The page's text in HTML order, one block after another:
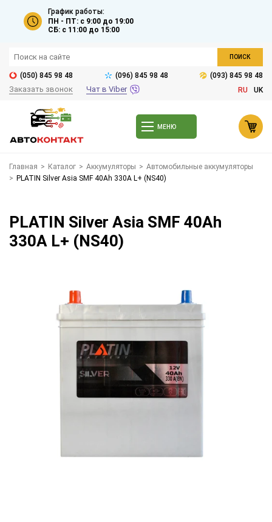
График работы:
ПН - ПТ: с 9:00 до 19:00
СБ: с 11:00 до 15:00
ПОИСК
(050) 845 98 48 (096) 845 98 48 (093) 845 98 48
Заказать звонок Чат в Viber RU UK
МЕНЮ
Главная > Каталог > Аккумуляторы > Автомобильные аккумуляторы
> PLATIN Silver Asia SMF 40Ah 330A L+ (NS40)
PLATIN Silver Asia SMF 40Ah
330A L+ (NS40)